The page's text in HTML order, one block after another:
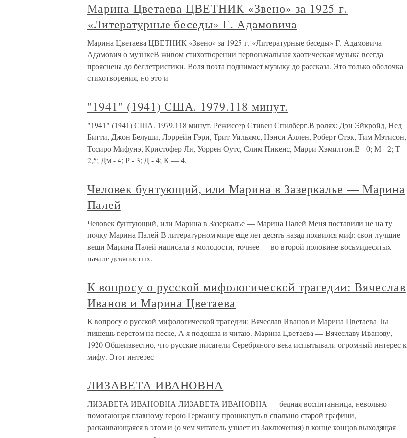
Марина Цветаева ЦВЕТНИК «Звено» за 1925 г.
«Литературные беседы» Г. Адамовича
Марина Цветаева ЦВЕТНИК «Звено» за 1925 г. «Литературные беседы» Г. Адамовича
Адамович о музыкеВ живом стихотворении первоначальная хаотическая музыка всегда
прояснена до беллетристики. Воля поэта поднимает музыку до рассказа. Это только оболочка
стихотворения, но это и
"1941" (1941) США. 1979.118 минут.
"1941" (1941) США. 1979.118 минут. Режиссер Стивен Спилберг.В ролях: Дэн Эйкройд, Нед
Битти, Джон Белуши, Лоррейн Гэри, Трит Уильямс, Нэнси Аллен, Роберт Стэк, Тим Мэтисон,
Тосиро Мифунэ, Кристофер Ли, Уоррен Оутс, Слим Пикенс, Марри Хэмилтон.В - 0; М - 2; Т -
2,5; Дм - 4; Р - 3; Д - 4; К — 4.
Человек бунтующий, или Марина в Зазеркалье — Марина
Палей
Человек бунтующий, или Марина в Зазеркалье — Марина Палей Меня поставили не на ту
полку Марина Палей В литературном мире еще лет десять назад появился миф: свои лучшие
вещи Марина Палей написала в молодости, точнее — во второй половине восьмидесятых —
начале девяностых.
К вопросу о русской мифологической трагедии: Вячеслав
Иванов и Марина Цветаева
К вопросу о русской мифологической трагедии: Вячеслав Иванов и Марина Цветаева Ты
пишешь перстом на песке, А я подошла и читаю. Марина Цветаева — Вячеславу Иванову,
1920 Общеизвестно, что русские писатели Серебряного века испытывали огромный интерес к
мифу. Этот интерес
ЛИЗАВЕТА ИВАНОВНА
ЛИЗАВЕТА ИВАНОВНА ЛИЗАВЕТА ИВАНОВНА — бедная воспитанница, невольно
помогающая главному герою Германну проникнуть в спальню старой графини,
раскаивающаяся в этом и (о чем читатель узнает из Заключения) в конце концов выходящая